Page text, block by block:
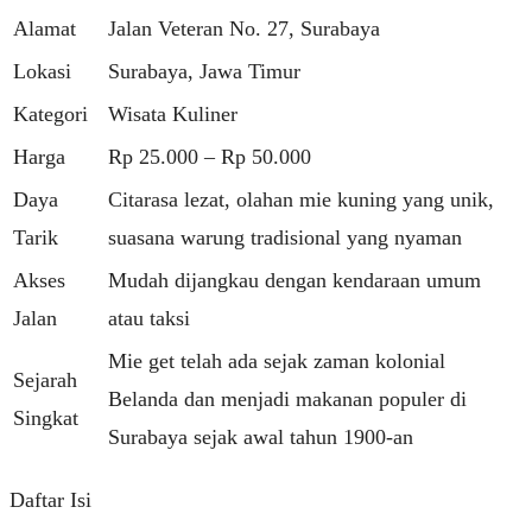
Alamat
Jalan Veteran No. 27, Surabaya
Lokasi
Surabaya, Jawa Timur
Kategori
Wisata Kuliner
Harga
Rp 25.000 – Rp 50.000
Daya
Tarik
Citarasa lezat, olahan mie kuning yang unik,
suasana warung tradisional yang nyaman
Akses
Jalan
Mudah dijangkau dengan kendaraan umum
atau taksi
Sejarah
Singkat
Mie get telah ada sejak zaman kolonial
Belanda dan menjadi makanan populer di
Surabaya sejak awal tahun 1900-an
Daftar Isi